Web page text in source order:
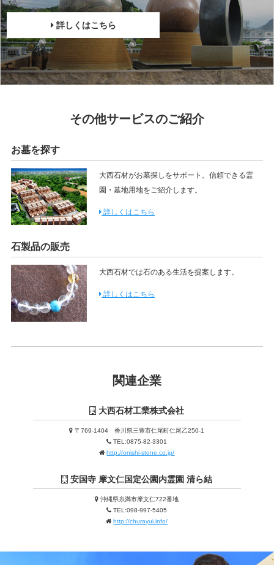
詳しくはこちら
その他サービスのご紹介
お墓を探す
大西石材がお墓探しをサポート。信頼できる霊
園・墓地用地をご紹介します。
詳しくはこちら
石製品の販売
大西石材では石のある生活を提案します。
詳しくはこちら
関連企業
大西石材工業株式会社
〒769-1404 香川県三豊市仁尾町仁尾乙250-1
TEL:0875-82-3301
http://onishi-stone.co.jp/
安国寺 摩文仁国定公園内霊園 清ら結
沖縄県糸満市摩文仁722番地
TEL:098-997-5405
http://churayui.info/